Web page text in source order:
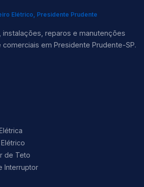
Elétrico, Presidente Prudente
reparos e manutenções
em Presidente Prudente-SP.
de Teto
Interruptor